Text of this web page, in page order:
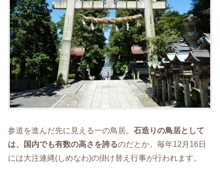
参道を進んだ先に見える一の鳥居。 石造りの鳥居として
は、国内でも有数の高さを誇るのだとか。毎年12月16日
には大注連縄(しめなわ)の掛け替え行事が行われます。